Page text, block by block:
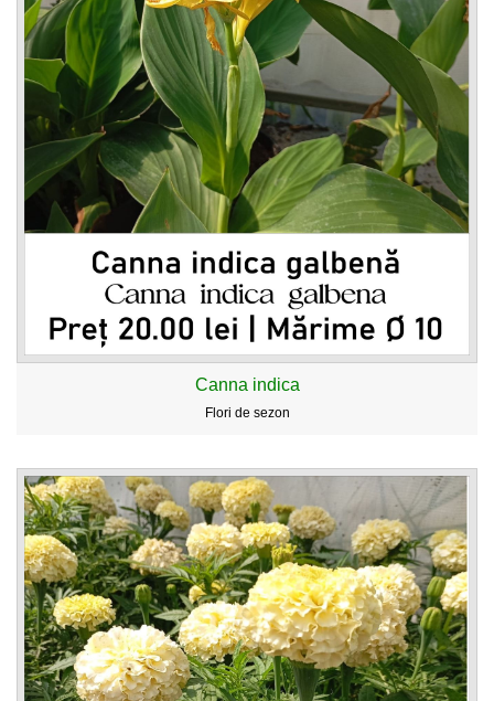
Canna indica
Flori de sezon